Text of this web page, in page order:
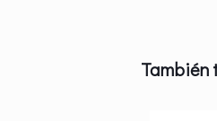
También